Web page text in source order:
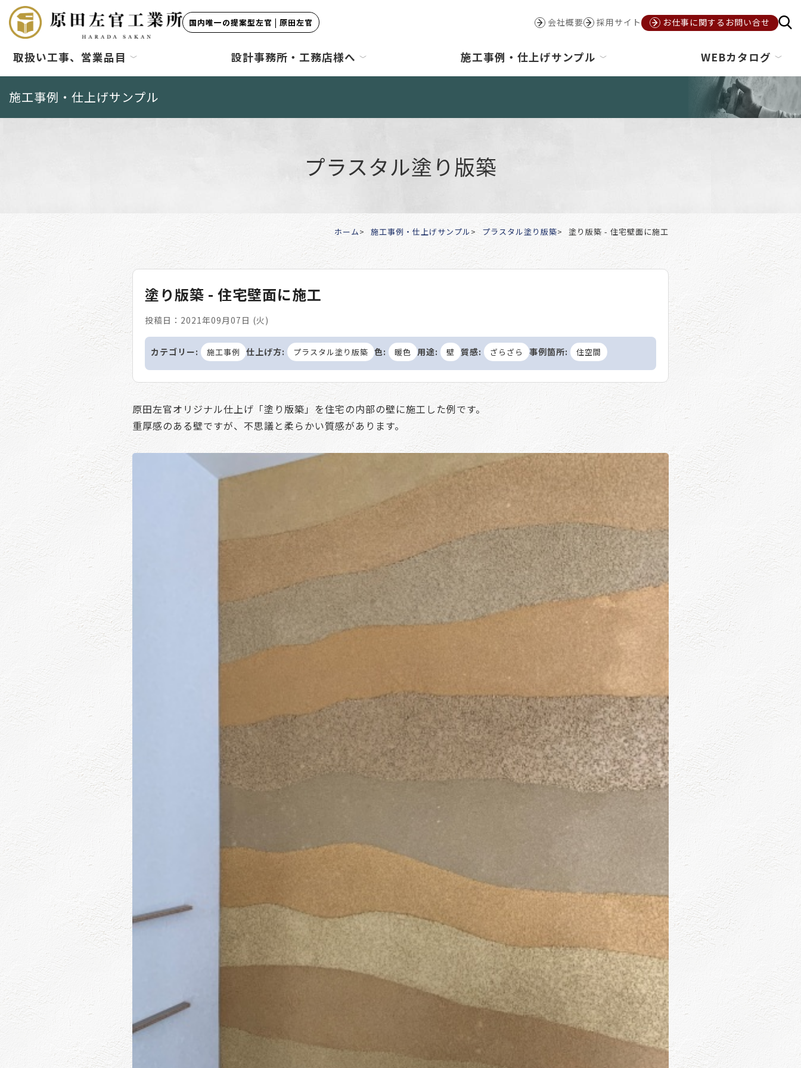
国内唯一の提案型左官 | 原田左官 会社概要 採用サイト お仕事に関するお問い合せ
取扱い工事、営業品目 設計事務所・工務店様へ 施工事例・仕上げサンプル WEBカタログ
施工事例・仕上げサンプル
プラスタル塗り版築
ホーム 施工事例・仕上げサンプル プラスタル塗り版築 塗り版築 - 住宅壁面に施工
塗り版築 - 住宅壁面に施工
投稿日：2021年09月07日 (火)
カテゴリー: 施工事例 仕上げ方: プラスタル塗り版築 色: 暖色 用途: 壁 質感: ざらざら 事例箇所: 住空間
原田左官オリジナル仕上げ「塗り版築」を住宅の内部の壁に施工した例です。
重厚感のある壁ですが、不思議と柔らかい質感があります。